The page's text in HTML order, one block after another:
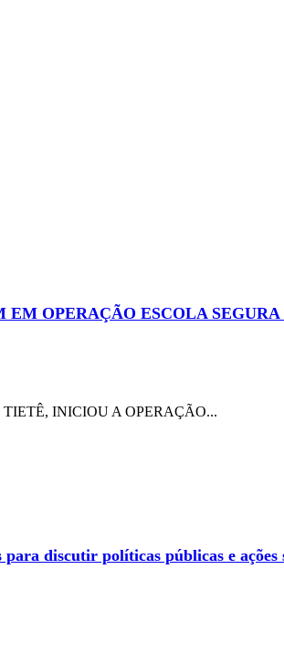
OPERAÇÃO ESCOLA
INICIOU A OPERAÇÃO...
discutir políticas públicas e ações